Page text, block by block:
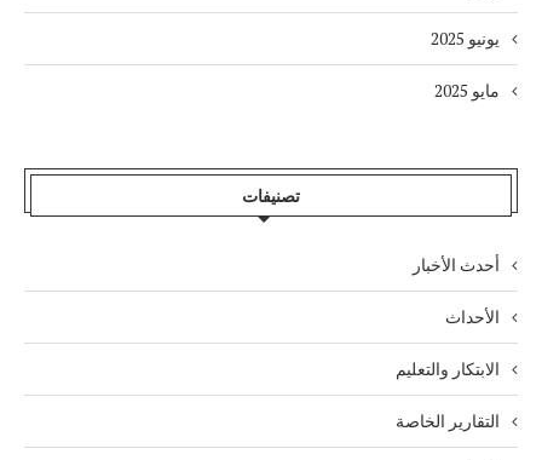
يونيو 2025
مايو 2025
تصنيفات
أحدث الأخبار
الأحداث
الابتكار والتعليم
التقارير الخاصة